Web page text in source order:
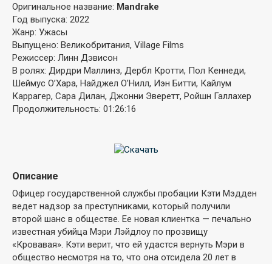
Оригинальное название: Mandrake
Год выпуска: 2022
Жанр: Ужасы
Выпущено: Великобритания, Village Films
Режиссер: Линн Дэвисон
В ролях: Дирдри Маллинз, Дербл Кротти, Пол Кеннеди,
Шеймус О’Хара, Найджел О’Нилл, Иэн Битти, Кайлум
Каррагер, Сара Дилан, Джонни Эверетт, Ройшн Галлахер
Продолжительность: 01:26:16
Описание
Офицер государственной службы пробации Кэти Мэдден
ведет надзор за преступниками, который получили
второй шанс в обществе. Ее новая клиентка — печально
известная убийца Мэри Лэйдлоу по прозвищу
«Кровавая». Кэти верит, что ей удастся вернуть Мэри в
общество несмотря на то, что она отсидела 20 лет в